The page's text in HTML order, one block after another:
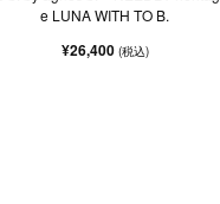
e LUNA WITH TO B.
¥26,400 (税込)